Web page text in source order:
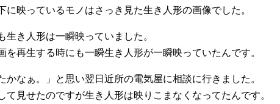
に映っているモノはさっき見た生き人形の画像でした。
生き人形は一瞬映っていました。
を再生する時にも一瞬生き人形が一瞬映っていたんです。
かなぁ。」と思い翌日近所の電気屋に相談に行きました。
て見せたのですが生き人形は映りこまなくなってたんです。